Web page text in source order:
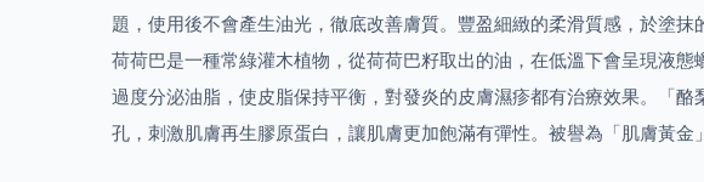
題，使用後不會產生油光，徹底改善膚質。豐盈細緻的柔滑質感，於塗抹
荷荷巴是一種常綠灌木植物，從荷荷巴籽取出的油，在低溫下會呈現液
過度分泌油脂，使皮脂保持平衡，對發炎的皮膚濕疹都有治療效果。「
孔，刺激肌膚再生膠原蛋白，讓肌膚更加飽滿有彈性。被譽為「肌膚黃